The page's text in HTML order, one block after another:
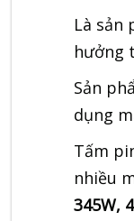
Là sản
hưởng
Sản
dụng
Tấm
nhiều
345W,